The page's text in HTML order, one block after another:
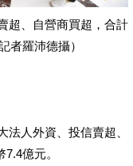
超、自營商買超，合計
者羅沛德攝）
法人外資、投信賣超、
億元。